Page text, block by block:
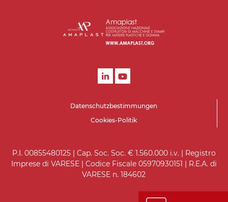
Datenschutzbestimmungen
Cookies-Politik
P.I. 00855480125 | Cap. Soc. Soc. € 1.560.000 i.v. | Registro
Imprese di VARESE | Codice Fiscale 05970930151 | R.E.A. di
VARESE n. 184602